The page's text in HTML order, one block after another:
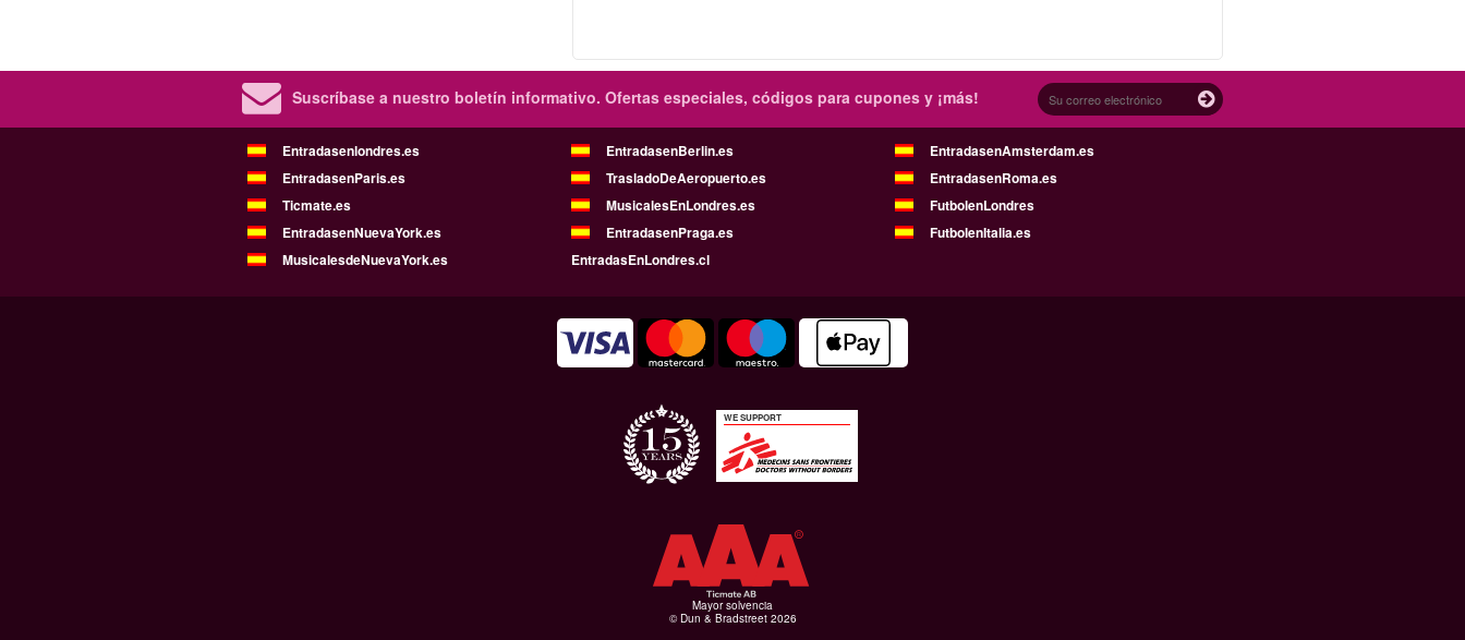
Suscríbase a nuestro boletín informativo. Ofertas especiales, códigos para cupones y ¡más!
Entradasenlondres.es EntradasenBerlin.es
EntradasenAmsterdam.es
EntradasenParis.es
TrasladoDeAeropuerto.es
EntradasenRoma.es
Ticmate.es
MusicalesEnLondres.es
FutbolenLondres
EntradasenNuevaYork.es
EntradasenPraga.es
FutbolenItalia.es
MusicalesdeNuevaYork.es
EntradasEnLondres.cl
WE SUPPORT
Mayor solvencia
© Dun & Bradstreet 2026